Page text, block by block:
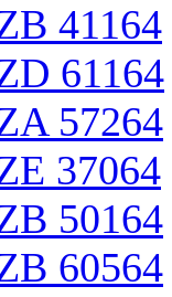
41164
61164
57264
37064
50164
60564